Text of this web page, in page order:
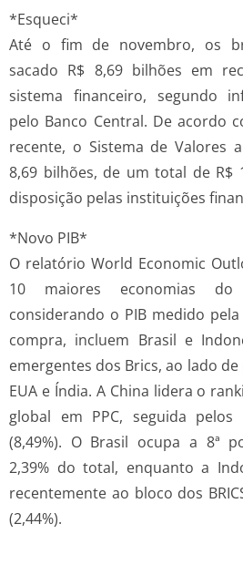
*Esqueci*
Até o fim de novembro, os
sacado R$ 8,69 bilhões em
sistema financeiro, segundo
pelo Banco Central. De acordo
recente, o Sistema de Valores
8,69 bilhões, de um total de R$
disposição pelas instituições
*Novo PIB*
O relatório World Economic
10 maiores economias
considerando o PIB medido
compra, incluem Brasil e
emergentes dos Brics, ao lado
EUA e Índia. A China lidera o
global em PPC, seguida pelos
(8,49%). O Brasil ocupa a 8ª
2,39% do total, enquanto a
recentemente ao bloco dos
(2,44%).